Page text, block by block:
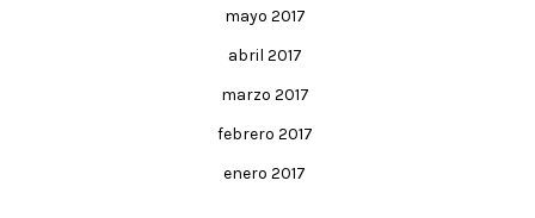
mayo 2017
abril 2017
marzo 2017
febrero 2017
enero 2017